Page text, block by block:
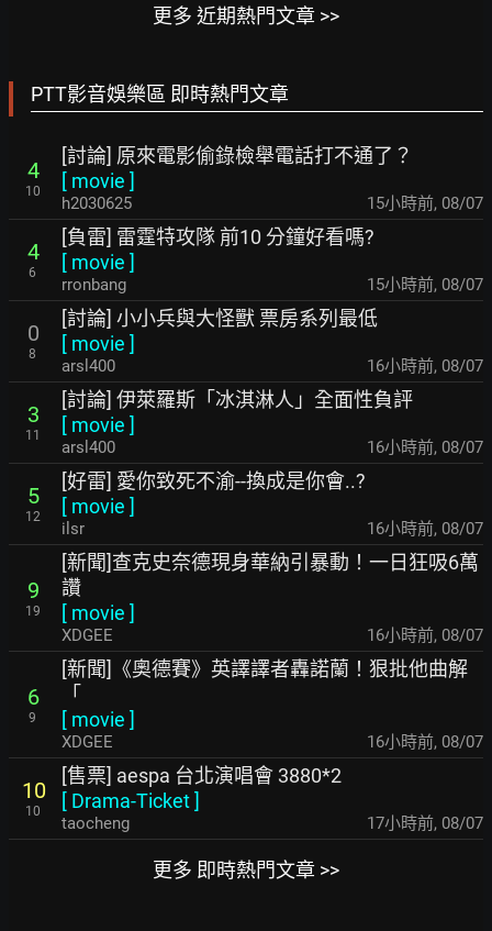
更多 近期熱門文章 >>
PTT影音娛樂區 即時熱門文章
4
10
[討論] 原來電影偷錄檢舉電話打不通了？
[ movie ]
h2030625 15小時前, 08/07
4
6
[負雷] 雷霆特攻隊 前10 分鐘好看嗎?
[ movie ]
rronbang 15小時前, 08/07
0
8
[討論] 小小兵與大怪獸 票房系列最低
[ movie ]
arsl400 16小時前, 08/07
3
11
[討論] 伊萊羅斯「冰淇淋人」全面性負評
[ movie ]
arsl400 16小時前, 08/07
5
12
[好雷] 愛你致死不渝--換成是你會..?
[ movie ]
ilsr 16小時前, 08/07
9
19
[新聞]查克史奈德現身華納引暴動！一日狂吸6萬
讚
[ movie ]
XDGEE 16小時前, 08/07
6
9
[新聞]《奧德賽》英譯譯者轟諾蘭！狠批他曲解
「
[ movie ]
XDGEE 16小時前, 08/07
10
10
[售票] aespa 台北演唱會 3880*2
[ Drama-Ticket]
taocheng 17小時前, 08/07
更多 即時熱門文章 >>